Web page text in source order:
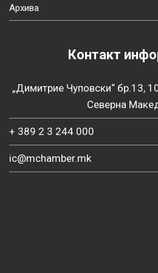
Архива
Контакт
„Димитрие Чуповски“ бр.13,
Северна
+ 389 2 3 244 000
ic@mchamber.mk